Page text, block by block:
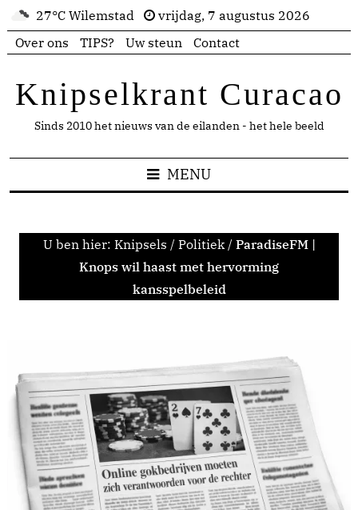
27°C Wilemstad
vrijdag, 7 augustus 2026
Over ons
TIPS? Uw steun Contact
Knipselkrant Curacao
Sinds 2010 het nieuws van de eilanden - het hele beeld
MENU
U ben hier: Knipsels / Politiek / ParadiseFM |
Knops wil haast met hervorming
kansspelbeleid